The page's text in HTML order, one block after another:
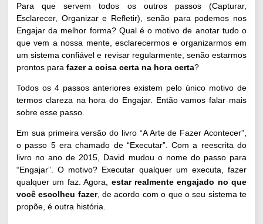
Para que servem todos os outros passos (Capturar,
Esclarecer, Organizar e Refletir), senão para podemos nos
Engajar da melhor forma? Qual é o motivo de anotar tudo o
que vem a nossa mente, esclarecermos e organizarmos em
um sistema confiável e revisar regularmente, senão estarmos
prontos para fazer a coisa certa na hora certa?
Todos os 4 passos anteriores existem pelo único motivo de
termos clareza na hora do Engajar. Então vamos falar mais
sobre esse passo.
Em sua primeira versão do livro “A Arte de Fazer Acontecer”,
o passo 5 era chamado de “Executar”. Com a reescrita do
livro no ano de 2015, David mudou o nome do passo para
“Engajar”. O motivo? Executar qualquer um executa, fazer
qualquer um faz. Agora, estar realmente engajado no que
você escolheu fazer, de acordo com o que o seu sistema te
propõe, é outra história.